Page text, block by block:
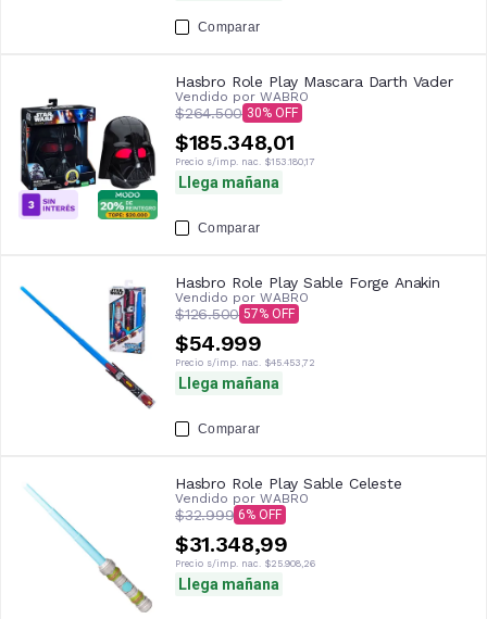
Comparar
Hasbro Role Play Mascara Darth Vader
Vendido por WABRO
$264.500 30
$185.348,01
Precio s/imp. nac. $153.180,17
Llega mañana
Comparar
Hasbro Role Play Sable Forge Anakin
Vendido por WABRO
$126.500 57
$54.999
Precio s/imp. nac. $45.453,72
Llega mañana
Comparar
Hasbro Role Play Sable Celeste
Vendido por WABRO
$32.999 6
$31.348,99
Precio s/imp. nac. $25.908,26
Llega mañana